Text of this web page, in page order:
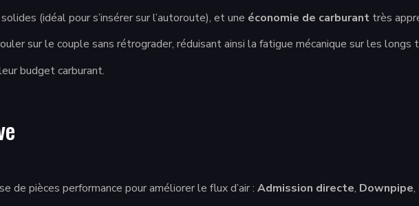
(idéal pour s’insérer sur l’autoroute), et une économie de carburant très
sur le couple sans rétrograder, réduisant ainsi la fatigue mécanique sur les longs
budget carburant.
de pièces performance pour améliorer le flux d’air : Admission directe, Downpipe,